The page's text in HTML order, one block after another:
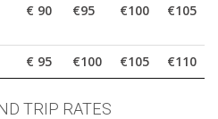
€ 90 €95 €100 €105
€ 95 €100 €105 €110
TRIP RATES